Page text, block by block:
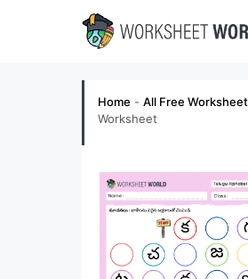
Home - All Free
Worksheet